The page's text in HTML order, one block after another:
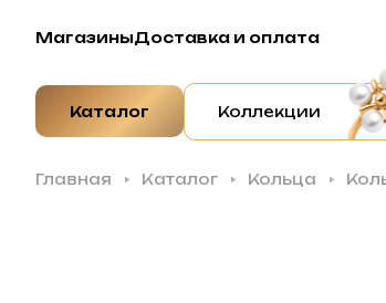
МагазиныДоставка и оплата
Каталог Коллекции
Главная Каталог Кольца